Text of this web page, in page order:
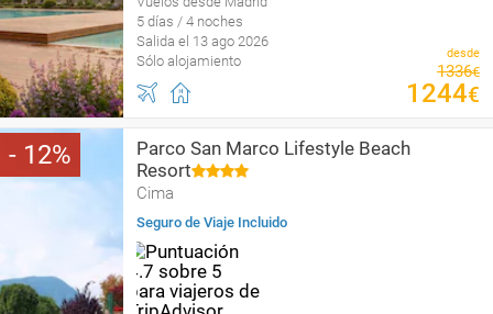
5 días / 4 noches
Salida el 13 ago 2026
Sólo alojamiento
desde
1336€
1244€
12
Parco San Marco Lifestyle Beach
Resort
Cima
Seguro de Viaje Incluido